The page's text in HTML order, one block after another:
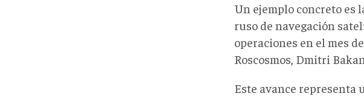
Un ejemplo concreto es
ruso de navegación
operaciones en el mes
Roscosmos, Dmitri
Este avance representa